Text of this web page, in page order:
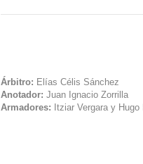
Árbitro: Elías Célis Sánchez
Anotador: Juan Ignacio Zorrilla
Armadores: Itziar Vergara y Hugo